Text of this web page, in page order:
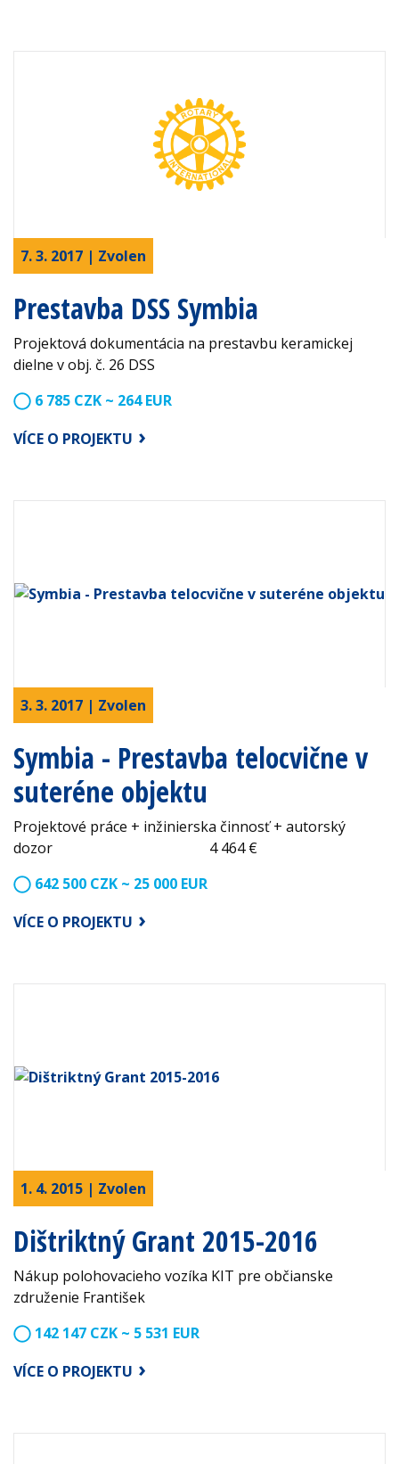
7. 3. 2017 | Zvolen
Prestavba DSS Symbia
Projektová dokumentácia na prestavbu keramickej
dielne v obj. č. 26 DSS
6 785 CZK ~ 264 EUR
VÍCE O PROJEKTU
3. 3. 2017 | Zvolen
Symbia - Prestavba telocvične v
suteréne objektu
Projektové práce + inžinierska činnosť + autorský
dozor 4 464 €
642 500 CZK ~ 25 000 EUR
VÍCE O PROJEKTU
1. 4. 2015 | Zvolen
Dištriktný Grant 2015-2016
Nákup polohovacieho vozíka KIT pre občianske
združenie František
142 147 CZK ~ 5 531 EUR
VÍCE O PROJEKTU